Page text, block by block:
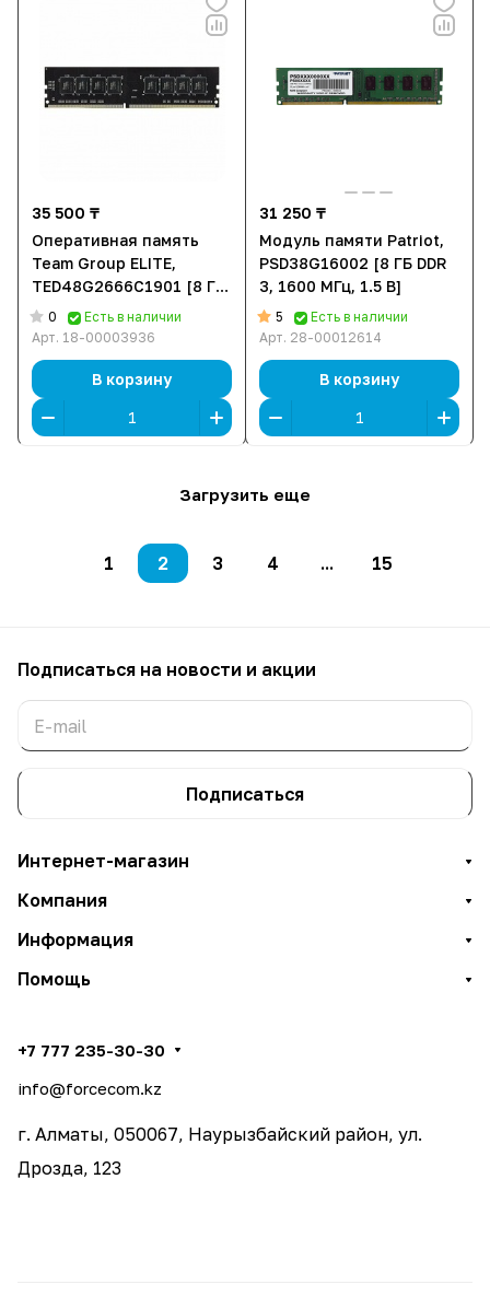
35 500 ₸
Оперативная память
Team Group ELITE,
TED48G2666C1901 [8 ГБ
DDR 4, 2666 МГц, 21300
Мб/сек, 1.2 В]
0
Есть в наличии
Арт. 18-00003936
В корзину
31 250 ₸
Модуль памяти Patriot,
PSD38G16002 [8 ГБ DDR
3, 1600 МГц, 1.5 В]
5
Есть в наличии
Арт. 28-00012614
В корзину
Загрузить еще
1 2 3 4 ... 15
Подписаться на новости и акции
Подписаться
Интернет-магазин
Компания
Информация
Помощь
+7 777 235-30-30
info@forcecom.kz
г. Алматы, 050067, Наурызбайский район, ул.
Дрозда, 123